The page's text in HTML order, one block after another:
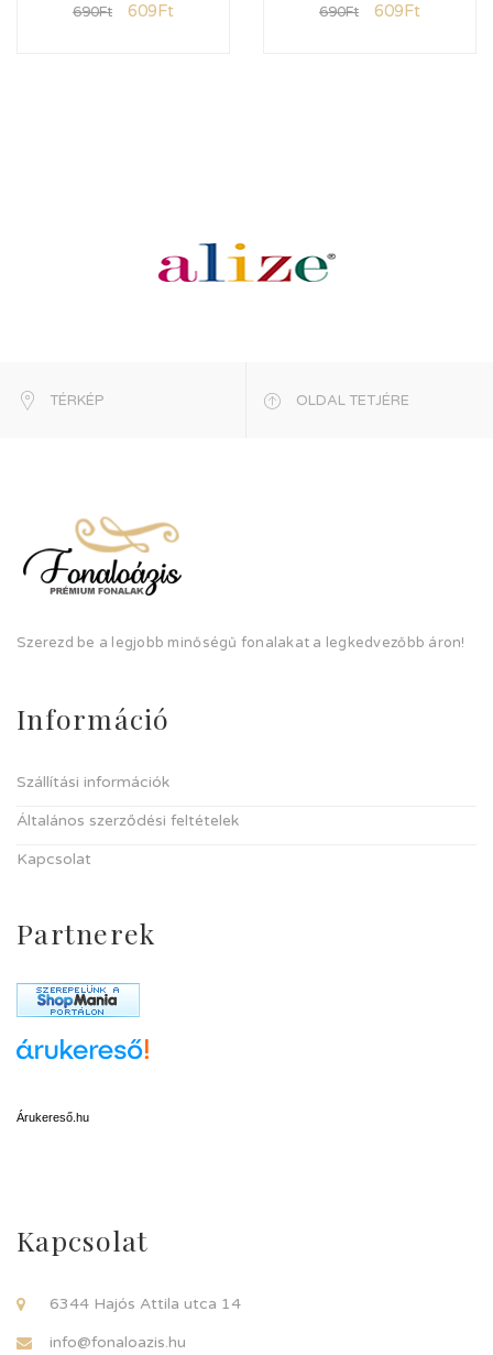
690Ft 609Ft 690Ft 609Ft
TÉRKÉP OLDAL TETJÉRE
Szerezd be a legjobb minőségű fonalakat a legkedvezőbb áron!
Információ
Szállítási információk
Általános szerződési feltételek
Kapcsolat
Partnerek
Árukereső.hu
Kapcsolat
6344 Hajós Attila utca 14
info@fonaloazis.hu